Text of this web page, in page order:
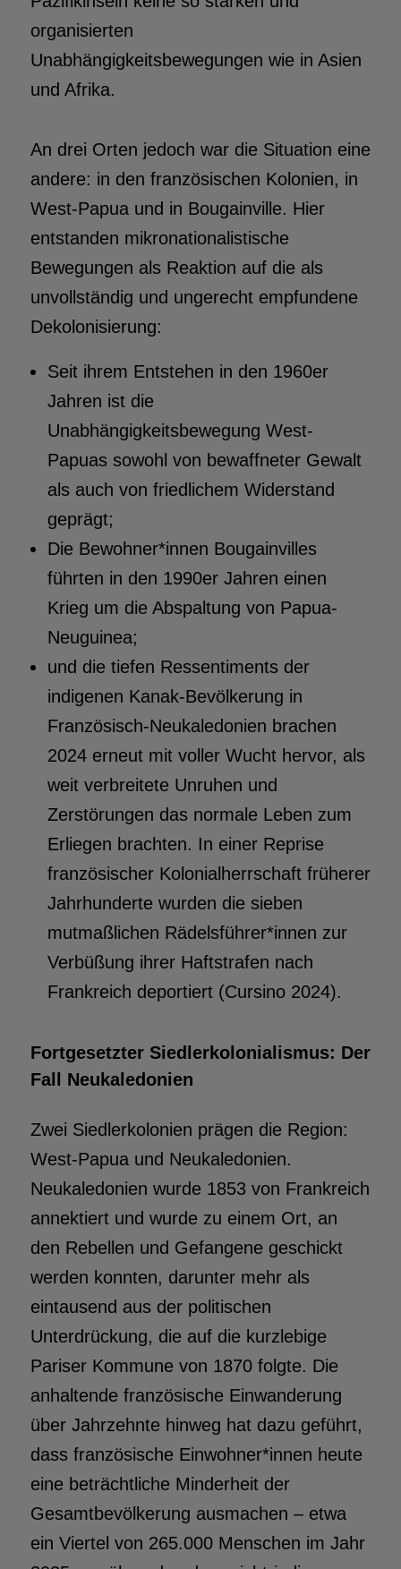
organisierten
Unabhängigkeitsbewegungen wie in Asien
und Afrika.
An drei Orten jedoch war die Situation eine
andere: in den französischen Kolonien, in
West-Papua und in Bougainville. Hier
entstanden mikronationalistische
Bewegungen als Reaktion auf die als
unvollständig und ungerecht empfundene
Dekolonisierung:
Seit ihrem Entstehen in den 1960er
Jahren ist die
Unabhängigkeitsbewegung West-
Papuas sowohl von bewaffneter Gewalt
als auch von friedlichem Widerstand
geprägt;
Die Bewohner*innen Bougainvilles
führten in den 1990er Jahren einen
Krieg um die Abspaltung von Papua-
Neuguinea;
und die tiefen Ressentiments der
indigenen Kanak-Bevölkerung in
Französisch-Neukaledonien brachen
2024 erneut mit voller Wucht hervor, als
weit verbreitete Unruhen und
Zerstörungen das normale Leben zum
Erliegen brachten. In einer Reprise
französischer Kolonialherrschaft früherer
Jahrhunderte wurden die sieben
mutmaßlichen Rädelsführer*innen zur
Verbüßung ihrer Haftstrafen nach
Frankreich deportiert (Cursino 2024).
Fortgesetzter Siedlerkolonia­lismus: Der
Fall Neukaledonien
Zwei Siedlerkolonien prägen die Region:
West-Papua und Neukaledonien.
Neukaledonien wurde 1853 von Frankreich
annektiert und wurde zu einem Ort, an
den Rebellen und Gefangene geschickt
werden konnten, darunter mehr als
eintausend aus der politischen
Unterdrückung, die auf die kurzlebige
Pariser Kommune von 1870 folgte. Die
anhaltende französische Einwanderung
über Jahrzehnte hinweg hat dazu geführt,
dass französische Einwohner*innen heute
eine beträchtliche Minderheit der
Gesamtbevölkerung ausmachen – etwa
ein Viertel von 265.000 Menschen im Jahr